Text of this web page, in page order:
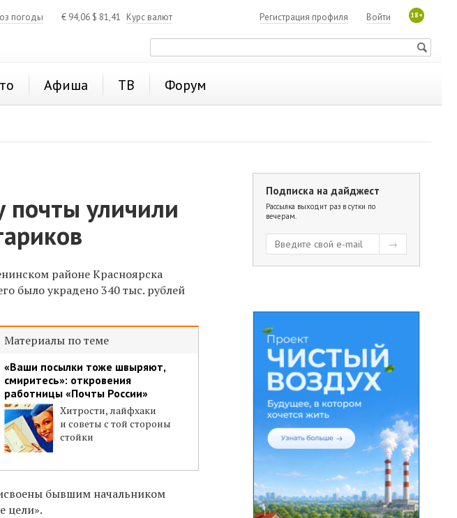
погоды € 94,06 $ 81,41 Курс валют 18+
Войти
Регистрация профиля
Афиша ТВ Форум
почты уличили
районе Красноярска
было украдено 340 тыс. рублей
Материалы по теме
«Ваши посылки тоже швыряют,
смиритесь»: откровения
работницы «Почты России»
Хитрости, лайфхаки
и советы с той стороны
стойки
бывшим начальником
цели».
Подписка на дайджест
Рассылка выходит раз в сутки по
вечерам.